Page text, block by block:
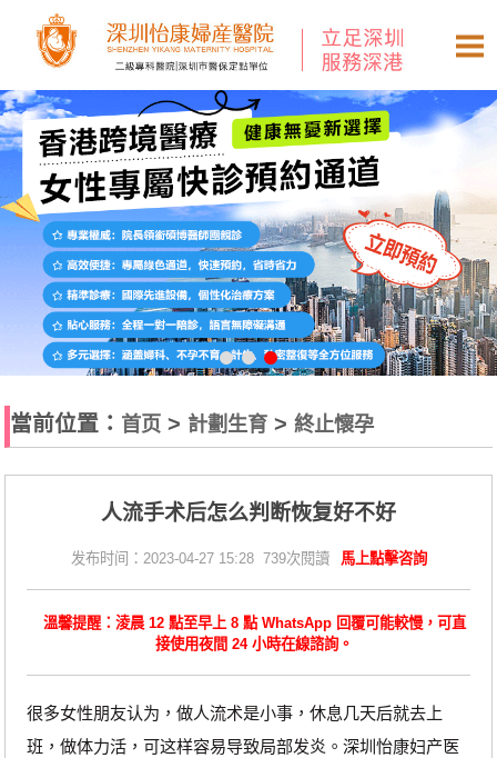
當前位置： 首页 > 計劃生育 >終止懷孕
人流手术后怎么判断恢复好不好
发布时间：2023-04-27 15:28 739次閱讀 馬上點擊咨詢
溫馨提醒：淩晨 12 點至早上 8 點 WhatsApp 回覆可能較慢，可直
接使用夜間 24 小時在線諮詢。
很多女性朋友认为，做人流术是小事，休息几天后就去上
班，做体力活，可这样容易导致局部发炎。深圳怡康妇产医